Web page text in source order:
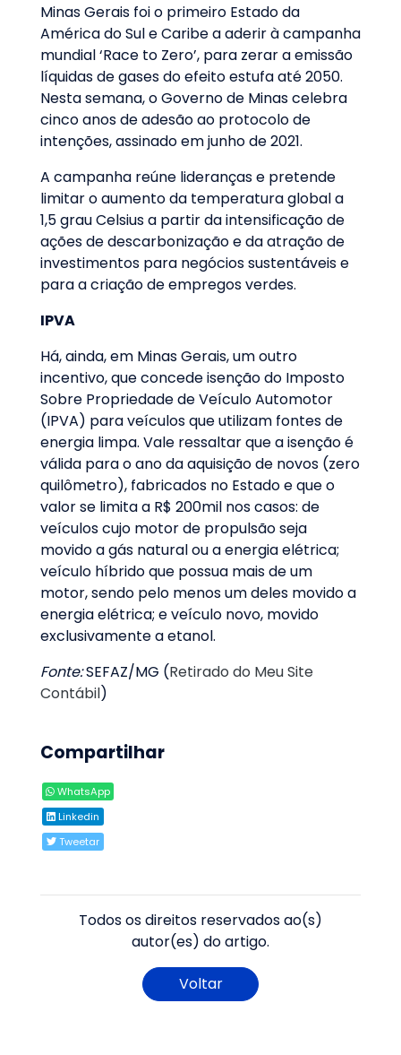
Minas Gerais foi o primeiro Estado da
América do Sul e Caribe a aderir à campanha
mundial ‘Race to Zero’, para zerar a emissão
líquidas de gases do efeito estufa até 2050.
Nesta semana, o Governo de Minas celebra
cinco anos de adesão ao protocolo de
intenções, assinado em junho de 2021.
A campanha reúne lideranças e pretende
limitar o aumento da temperatura global a
1,5 grau Celsius a partir da intensificação de
ações de descarbonização e da atração de
investimentos para negócios sustentáveis e
para a criação de empregos verdes.
IPVA
Há, ainda, em Minas Gerais, um outro
incentivo, que concede isenção do Imposto
Sobre Propriedade de Veículo Automotor
(IPVA) para veículos que utilizam fontes de
energia limpa. Vale ressaltar que a isenção é
válida para o ano da aquisição de novos (zero
quilômetro), fabricados no Estado e que o
valor se limita a R$ 200mil nos casos: de
veículos cujo motor de propulsão seja
movido a gás natural ou a energia elétrica;
veículo híbrido que possua mais de um
motor, sendo pelo menos um deles movido a
energia elétrica; e veículo novo, movido
exclusivamente a etanol.
Fonte:SEFAZ/MG (Retirado do Meu Site
Contábil)
Compartilhar
WhatsApp
Linkedin
Tweetar
Todos os direitos reservados ao(s)
autor(es) do artigo.
Voltar